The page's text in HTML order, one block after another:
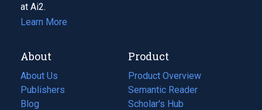
at Ai2.
Learn More
About
About Us
Publishers
Blog
(opens
Product
Product Overview
Semantic Reader
Scholar's Hub